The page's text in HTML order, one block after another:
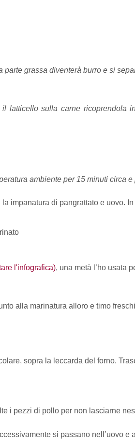
grassa diventerà burro e si
latticello sulla carne ricoprendola
ambiente per 15 minuti circa
impanatura di pangrattato e uovo.
l'infografica), una metà l’ho usata
alla marinatura alloro e timo
sopra la leccarda del forno.
i pezzi di pollo per non lasciarne
si passano nell’uovo e